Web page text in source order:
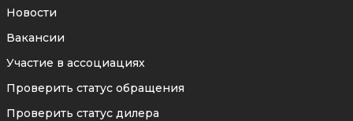
Новости
Вакансии
Участие в ассоциациях
Проверить статус обращения
Проверить статус дилера